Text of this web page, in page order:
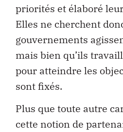
priorités et élaboré
Elles ne cherchent
gouvernements
mais bien qu’ils
pour atteindre les
sont fixés.
Plus que toute autre
cette notion de